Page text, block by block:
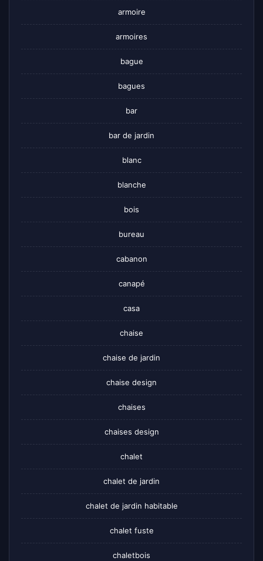
armoire
armoires
bague
bagues
bar
bar de jardin
blanc
blanche
bois
bureau
cabanon
canapé
casa
chaise
chaise de jardin
chaise design
chaises
chaises design
chalet
chalet de jardin
chalet de jardin habitable
chalet fuste
chaletbois